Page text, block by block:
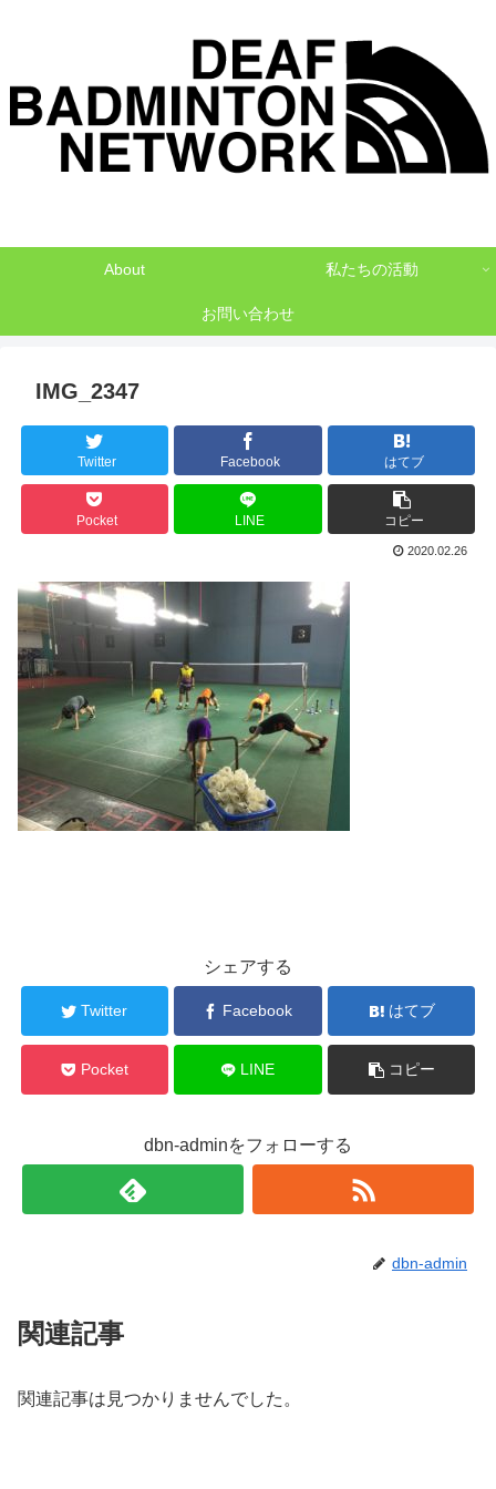
About 私たちの活動
お問い合わせ
IMG_2347
Twitter Facebook はてブ
Pocket LINE コピー
2020.02.26
シェアする
Twitter Facebook はてブ
Pocket LINE コピー
dbn-adminをフォローする
dbn-admin
関連記事
関連記事は見つかりませんでした。